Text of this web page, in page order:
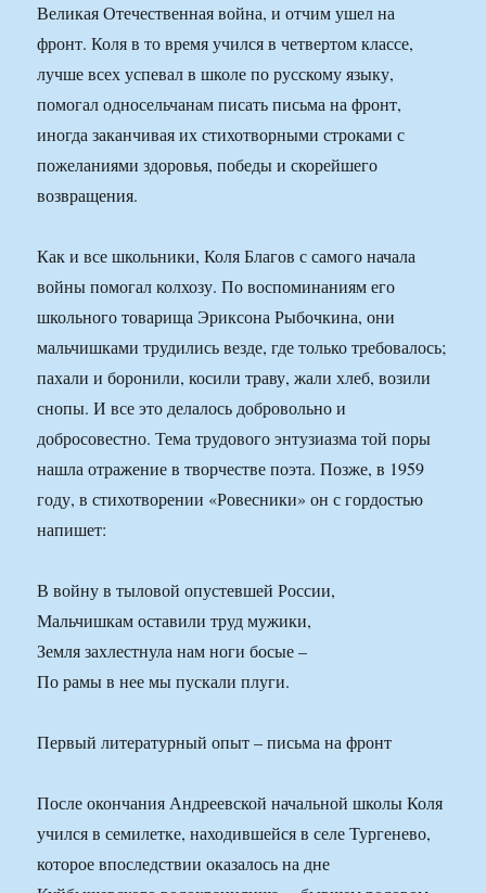
Великая Отечественная война, и отчим ушел на
фронт. Коля в то время учился в четвертом классе,
лучше всех успевал в школе по русскому языку,
помогал односельчанам писать письма на фронт,
иногда заканчивая их стихотворными строками с
пожеланиями здоровья, победы и скорейшего
возвращения.
Как и все школьники, Коля Благов с самого начала
войны помогал колхозу. По воспоминаниям его
школьного товарища Эриксона Рыбочкина, они
мальчишками трудились везде, где только требовалось;
пахали и боронили, косили траву, жали хлеб, возили
снопы. И все это делалось добровольно и
добросовестно. Тема трудового энтузиазма той поры
нашла отражение в творчестве поэта. Позже, в 1959
году, в стихотворении «Ровесники» он с гордостью
напишет:
В войну в тыловой опустевшей России,
Мальчишкам оставили труд мужики,
Земля захлестнула нам ноги босые –
По рамы в нее мы пускали плуги.
Первый литературный опыт – письма на фронт
После окончания Андреевской начальной школы Коля
учился в семилетке, находившейся в селе Тургенево,
которое впоследствии оказалось на дне